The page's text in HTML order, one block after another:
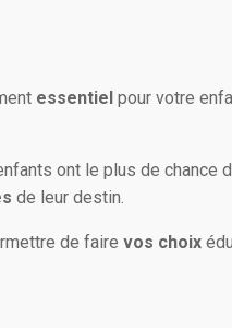
essentiel pour votre
ont le plus de chance
de leur destin.
de faire vos choix